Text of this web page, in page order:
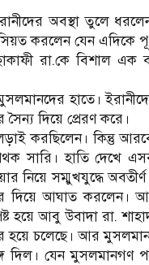
অবস্থা তুলে
করলেন যেন এদিকে
রা.কে বিশাল এক
হাতে।
দিয়ে প্রেরণ করে।
করছিলেন। কিন্তু
সারি। হাতি দেখে এসব
নিয়ে সম্মুখযুদ্ধে
দিয়ে আঘাত করলেন।
হয়ে আবু উবাদা রা.
চলেছে। আর
দিল। যেন মুসলমানগণ